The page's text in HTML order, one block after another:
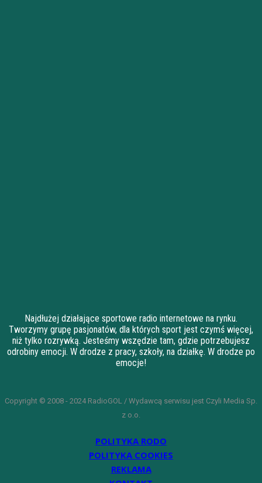
Najdłużej działające sportowe radio internetowe na rynku.
Tworzymy grupę pasjonatów, dla których sport jest czymś więcej,
niż tylko rozrywką. Jesteśmy wszędzie tam, gdzie potrzebujesz
odrobiny emocji. W drodze z pracy, szkoły, na działkę. W drodze po
emocje!
Copyright © 2008 - 2024 RadioGOL / Wydawcą serwisu jest Czyli Media Sp.
z o.o.
POLITYKA RODO
POLITYKA COOKIES
REKLAMA